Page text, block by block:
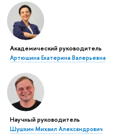
Академический руководитель
Артюшина Екатерина Валерьевна
Научный руководитель
Шушкин Михаил Александрович